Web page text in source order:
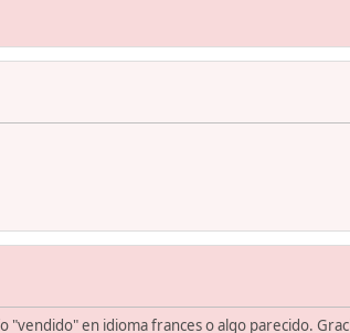
en idioma frances o algo parecido.